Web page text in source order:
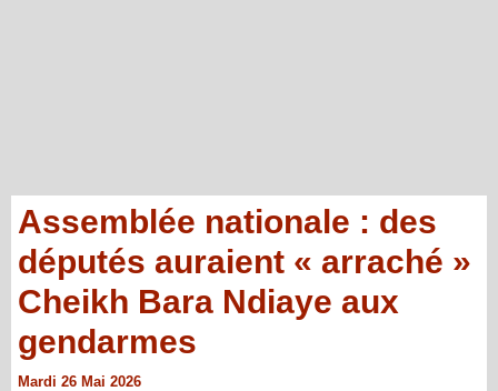
Assemblée nationale : des
députés auraient « arraché »
Cheikh Bara Ndiaye aux
gendarmes
Mardi 26 Mai 2026